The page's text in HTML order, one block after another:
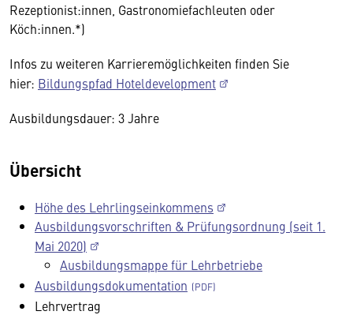
Rezeptionist:innen, Gastronomiefachleuten oder
Köch:innen.*)
Infos zu weiteren Karrieremöglichkeiten finden Sie
hier: Bildungspfad Hoteldevelopment
Ausbildungsdauer: 3 Jahre
Übersicht
Höhe des Lehrlingseinkommens
Ausbildungsvorschriften & Prüfungsordnung (seit 1.
Mai 2020)
Ausbildungsmappe für Lehrbetriebe
Ausbildungsdokumentation
Lehrvertrag